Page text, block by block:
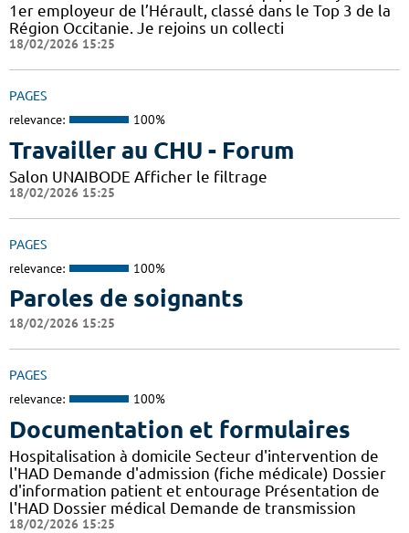
1er employeur de l’Hérault, classé dans le Top 3 de la
Région Occitanie. Je rejoins un collecti
18/02/2026 15:25
PAGES
relevance: 100%
Travailler au CHU - Forum
Salon UNAIBODE Afficher le filtrage
18/02/2026 15:25
PAGES
relevance: 100%
Paroles de soignants
18/02/2026 15:25
PAGES
relevance: 100%
Documentation et formulaires
Hospitalisation à domicile Secteur d'intervention de
l'HAD Demande d'admission (fiche médicale) Dossier
d'information patient et entourage Présentation de
l'HAD Dossier médical Demande de transmission
18/02/2026 15:25